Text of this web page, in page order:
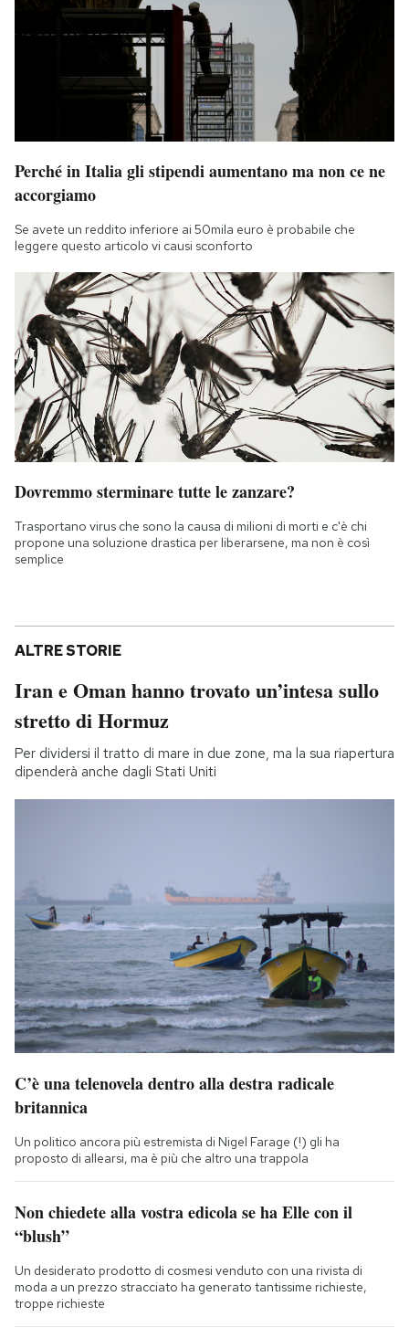
Perché in Italia gli stipendi aumentano ma non ce ne
accorgiamo
Se avete un reddito inferiore ai 50mila euro è probabile che
leggere questo articolo vi causi sconforto
Dovremmo sterminare tutte le zanzare?
Trasportano virus che sono la causa di milioni di morti e c'è chi
propone una soluzione drastica per liberarsene, ma non è così
semplice
ALTRE STORIE
Iran e Oman hanno trovato un’intesa sullo
stretto di Hormuz
Per dividersi il tratto di mare in due zone, ma la sua riapertura
dipenderà anche dagli Stati Uniti
C’è una telenovela dentro alla destra radicale
britannica
Un politico ancora più estremista di Nigel Farage (!) gli ha
proposto di allearsi, ma è più che altro una trappola
Non chiedete alla vostra edicola se ha Elle con il
“blush”
Un desiderato prodotto di cosmesi venduto con una rivista di
moda a un prezzo stracciato ha generato tantissime richieste,
troppe richieste